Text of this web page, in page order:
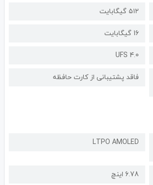
۵۱۲ گیگابایت
16 گیگابایت
UFS 4.0
فاقد پشتیبانی از کارت حافظه
LTPO AMOLED
6.78 اینچ